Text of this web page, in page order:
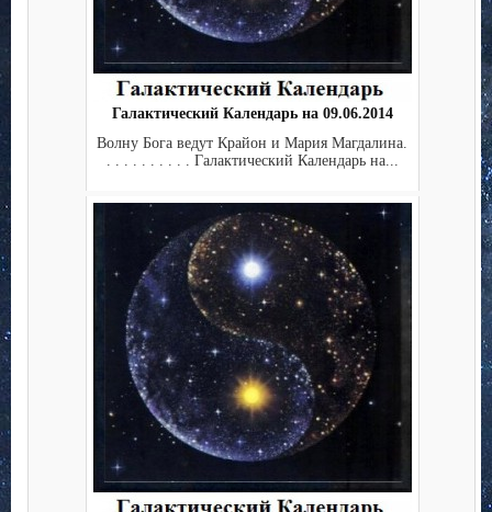
Галактический Календарь на 09.06.2014
Волну Бога ведут Крайон и Мария Магдалина.
. . . . . . . . . . Галактический Календарь на...